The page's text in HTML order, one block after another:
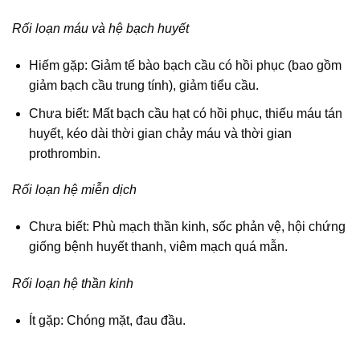
Rối loạn máu và hệ bạch huyết
Hiếm gặp: Giảm tế bào bạch cầu có hồi phục (bao gồm
giảm bạch cầu trung tính), giảm tiểu cầu.
Chưa biết: Mất bạch cầu hạt có hồi phục, thiếu máu tán
huyết, kéo dài thời gian chảy máu và thời gian
prothrombin.
Rối loạn hệ miễn dịch
Chưa biết: Phù mạch thần kinh, sốc phản vệ, hội chứng
giống bệnh huyết thanh, viêm mạch quá mẫn.
Rối loạn hệ thần kinh
Ít gặp: Chóng mặt, đau đầu.